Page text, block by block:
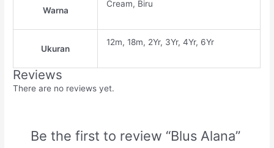
Warna
Cream, Biru
Ukuran
12m, 18m, 2Yr, 3Yr, 4Yr, 6Yr
Reviews
There are no reviews yet.
Be the first to review “Blus Alana”